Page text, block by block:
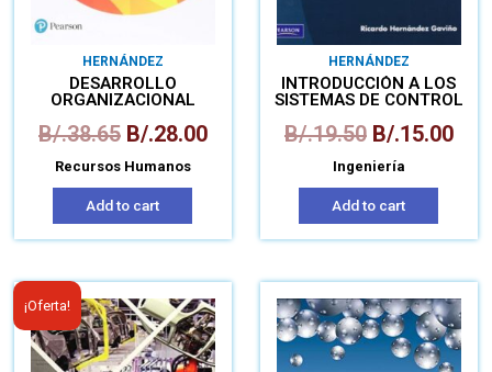
HERNÁNDEZ
DESARROLLO
ORGANIZACIONAL
B/.38.65 B/.28.00
Recursos Humanos
Add to cart
HERNÁNDEZ
INTRODUCCIÓN A LOS
SISTEMAS DE CONTROL
B/.19.50 B/.15.00
Ingeniería
Add to cart
¡Oferta!